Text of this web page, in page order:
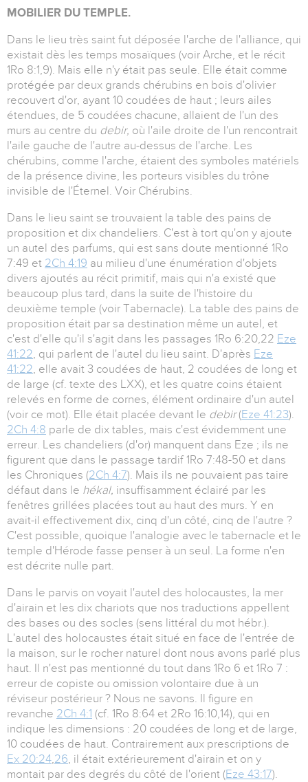
MOBILIER DU TEMPLE.
Dans le lieu très saint fut déposée l'arche de l'alliance, qui
existait dès les temps mosaïques (voir Arche, et le récit
1Ro 8:1,9). Mais elle n'y était pas seule. Elle était comme
protégée par deux grands chérubins en bois d'olivier
recouvert d'or, ayant 10 coudées de haut ; leurs ailes
étendues, de 5 coudées chacune, allaient de l'un des
murs au centre du debir, où l'aile droite de l'un rencontrait
l'aile gauche de l'autre au-dessus de l'arche. Les
chérubins, comme l'arche, étaient des symboles matériels
de la présence divine, les porteurs visibles du trône
invisible de l'Éternel. Voir Chérubins.
Dans le lieu saint se trouvaient la table des pains de
proposition et dix chandeliers. C'est à tort qu'on y ajoute
un autel des parfums, qui est sans doute mentionné 1Ro
7:49 et 2Ch 4:19 au milieu d'une énumération d'objets
divers ajoutés au récit primitif, mais qui n'a existé que
beaucoup plus tard, dans la suite de l'histoire du
deuxième temple (voir Tabernacle). La table des pains de
proposition était par sa destination même un autel, et
c'est d'elle qu'il s'agit dans les passages 1Ro 6:20,22 Eze
41:22, qui parlent de l'autel du lieu saint. D'après Eze
41:22, elle avait 3 coudées de haut, 2 coudées de long et
de large (cf. texte des LXX), et les quatre coins étaient
relevés en forme de cornes, élément ordinaire d'un autel
(voir ce mot). Elle était placée devant le debir(Eze 41:23).
2Ch 4:8 parle de dix tables, mais c'est évidemment une
erreur. Les chandeliers (d'or) manquent dans Eze ; ils ne
figurent que dans le passage tardif 1Ro 7:48-50 et dans
les Chroniques (2Ch 4:7). Mais ils ne pouvaient pas taire
défaut dans le hékal, insuffisamment éclairé par les
fenêtres grillées placées tout au haut des murs. Y en
avait-il effectivement dix, cinq d'un côté, cinq de l'autre ?
C'est possible, quoique l'analogie avec le tabernacle et le
temple d'Hérode fasse penser à un seul. La forme n'en
est décrite nulle part.
Dans le parvis on voyait l'autel des holocaustes, la mer
d'airain et les dix chariots que nos traductions appellent
des bases ou des socles (sens littéral du mot hébr.).
L'autel des holocaustes était situé en face de l'entrée de
la maison, sur le rocher naturel dont nous avons parlé plus
haut. Il n'est pas mentionné du tout dans 1Ro 6 et 1Ro 7 :
erreur de copiste ou omission volontaire due à un
réviseur postérieur ? Nous ne savons. Il figure en
revanche 2Ch 4:1 (cf. 1Ro 8:64 et 2Ro 16:10,14), qui en
indique les dimensions : 20 coudées de long et de large,
10 coudées de haut. Contrairement aux prescriptions de
Ex 20:24,26, il était extérieurement d'airain et on y
montait par des degrés du côté de l'orient (Eze 43:17).